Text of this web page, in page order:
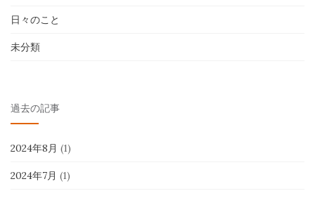
日々のこと
未分類
過去の記事
2024年8月 (1)
2024年7月 (1)